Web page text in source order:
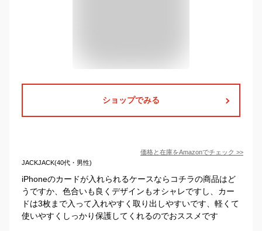
ショップでみる
価格と在庫をAmazonでチェック >>
JACKJACK(40代・男性)
iPhoneのカードが入れられるケースならコチラの商品はど
うですか、色合いも良くデザインもオシャレですし、カー
ドは3枚まで入って入れやすく取り出しやすいです、軽くて
使いやすくしっかり保護してくれるのでおススメです